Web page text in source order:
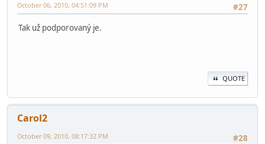
#27
October 06, 2010, 04:51:09 PM
Tak už podporovaný je.
QUOTE
Carol2
#28
October 09, 2010, 08:17:32 PM